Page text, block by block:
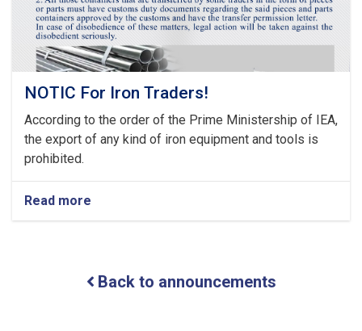
NOTIC For Iron Traders!
According to the order of the Prime Ministership of IEA,
the export of any kind of iron equipment and tools is
prohibited.
Read more
NOTIC
Back to announcements